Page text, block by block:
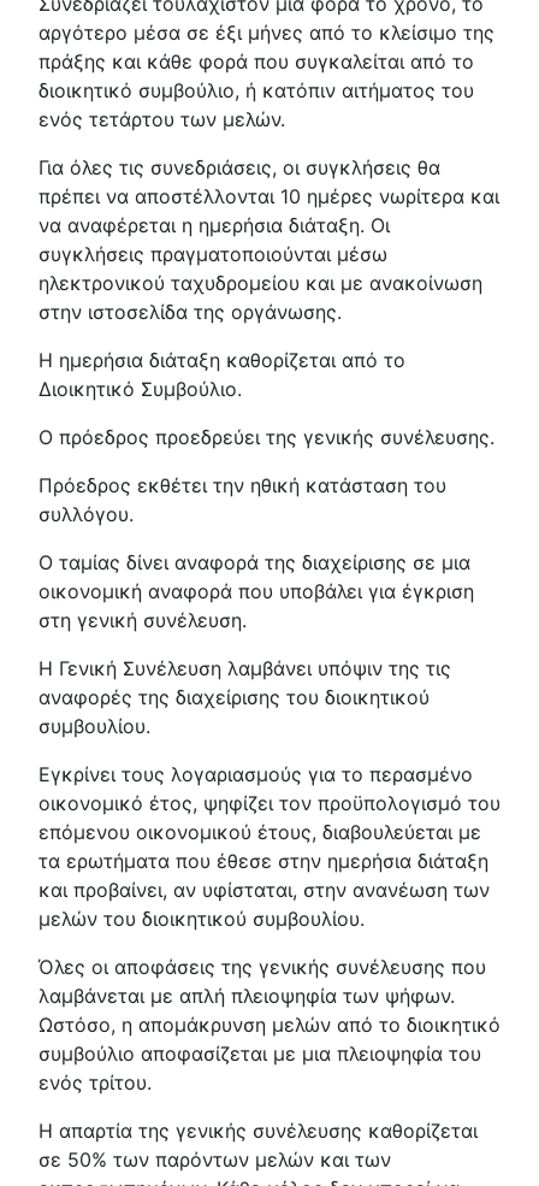
αργότερο μέσα σε έξι μήνες από το κλείσιμο της
πράξης και κάθε φορά που συγκαλείται από το
διοικητικό συμβούλιο, ή κατόπιν αιτήματος του
ενός τετάρτου των μελών.
Για όλες τις συνεδριάσεις, οι συγκλήσεις θα
πρέπει να αποστέλλονται 10 ημέρες νωρίτερα και
να αναφέρεται η ημερήσια διάταξη. Οι
συγκλήσεις πραγματοποιούνται μέσω
ηλεκτρονικού ταχυδρομείου και με ανακοίνωση
στην ιστοσελίδα της οργάνωσης.
Η ημερήσια διάταξη καθορίζεται από το
Διοικητικό Συμβούλιο.
Ο πρόεδρος προεδρεύει της γενικής συνέλευσης.
Πρόεδρος εκθέτει την ηθική κατάσταση του
συλλόγου.
Ο ταμίας δίνει αναφορά της διαχείρισης σε μια
οικονομική αναφορά που υποβάλει για έγκριση
στη γενική συνέλευση.
Η Γενική Συνέλευση λαμβάνει υπόψιν της τις
αναφορές της διαχείρισης του διοικητικού
συμβουλίου.
Εγκρίνει τους λογαριασμούς για το περασμένο
οικονομικό έτος, ψηφίζει τον προϋπολογισμό του
επόμενου οικονομικού έτους, διαβουλεύεται με
τα ερωτήματα που έθεσε στην ημερήσια διάταξη
και προβαίνει, αν υφίσταται, στην ανανέωση των
μελών του διοικητικού συμβουλίου.
Όλες οι αποφάσεις της γενικής συνέλευσης που
λαμβάνεται με απλή πλειοψηφία των ψήφων.
Ωστόσο, η απομάκρυνση μελών από το διοικητικό
συμβούλιο αποφασίζεται με μια πλειοψηφία του
ενός τρίτου.
Η απαρτία της γενικής συνέλευσης καθορίζεται
σε 50% των παρόντων μελών και των